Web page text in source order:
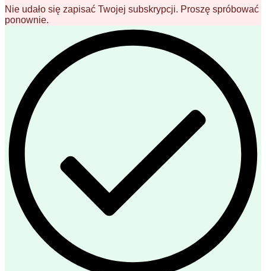
Nie udało się zapisać Twojej subskrypcji. Proszę spróbować
ponownie.